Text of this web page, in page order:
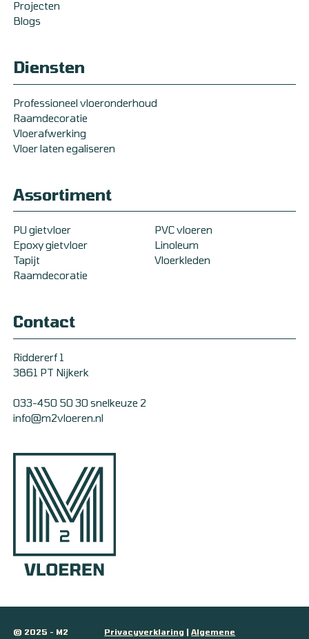
Projecten
Blogs
Diensten
Professioneel vloeronderhoud
Raamdecoratie
Vloerafwerking
Vloer laten egaliseren
Assortiment
PU gietvloer
PVC vloeren
Epoxy gietvloer
Linoleum
Tapijt
Vloerkleden
Raamdecoratie
Contact
Riddererf 1
3861 PT Nijkerk
033-450 50 30 snelkeuze 2
info@m2vloeren.nl
© 2025 - M2
Privacyverklaring |Algemene